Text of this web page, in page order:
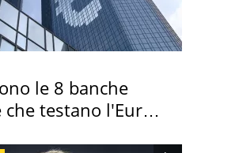
le 8 banche
testano l'Euro